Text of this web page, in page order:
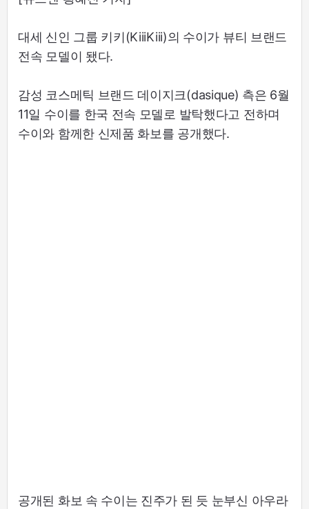
대세 신인 그룹 키키(KiiiKiii)의 수이가 뷰티 브랜드
전속 모델이 됐다.
감성 코스메틱 브랜드 데이지크(dasique) 측은 6월
11일 수이를 한국 전속 모델로 발탁했다고 전하며
수이와 함께한 신제품 화보를 공개했다.
공개된 화보 속 수이는 진주가 된 듯 눈부신 아우라